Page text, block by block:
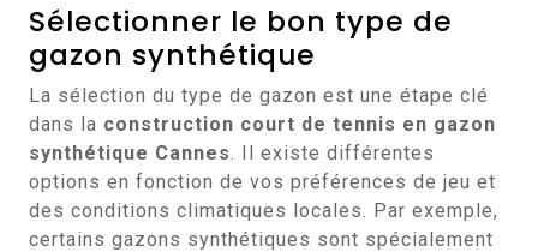
Sélectionner le bon type de
gazon synthétique
La sélection du type de gazon est une étape clé
dans la construction court de tennis en gazon
synthétique Cannes. Il existe différentes
options en fonction de vos préférences de jeu et
des conditions climatiques locales. Par exemple,
certains gazons synthétiques sont spécialement